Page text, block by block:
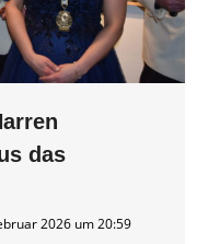
das
2026 um 20:59